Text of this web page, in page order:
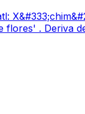
flores' . Deriva